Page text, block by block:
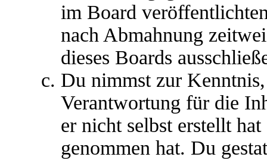
im Board
nach Abmahnung
dieses Boards
Du nimmst zur
Verantwortung für die
er nicht selbst erstellt
genommen hat. Du